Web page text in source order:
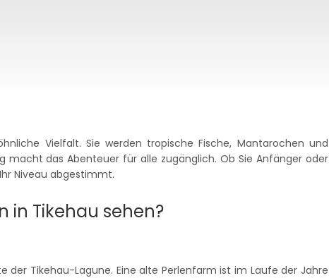
Vielfalt. Sie werden tropische Fische, Mantarochen und
macht das Abenteuer für alle zugänglich. Ob Sie Anfänger oder
Niveau abgestimmt.
in Tikehau sehen?
Tikehau-Lagune. Eine alte Perlenfarm ist im Laufe der Jahre